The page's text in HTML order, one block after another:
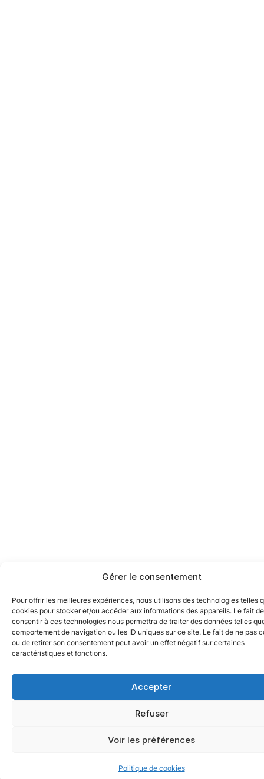
Gérer le consentement
Pour offrir les meilleures expériences, nous utilisons des technologies telles
cookies pour stocker et/ou accéder aux informations des appareils. Le fait de
consentir à ces technologies nous permettra de traiter des données telles
comportement de navigation ou les ID uniques sur ce site. Le fait de ne pas
ou de retirer son consentement peut avoir un effet négatif sur certaines
caractéristiques et fonctions.
Accepter
Refuser
Voir les préférences
Politique de cookies